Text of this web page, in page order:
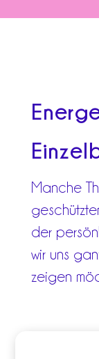
Manche
der
wir uns
zeigen